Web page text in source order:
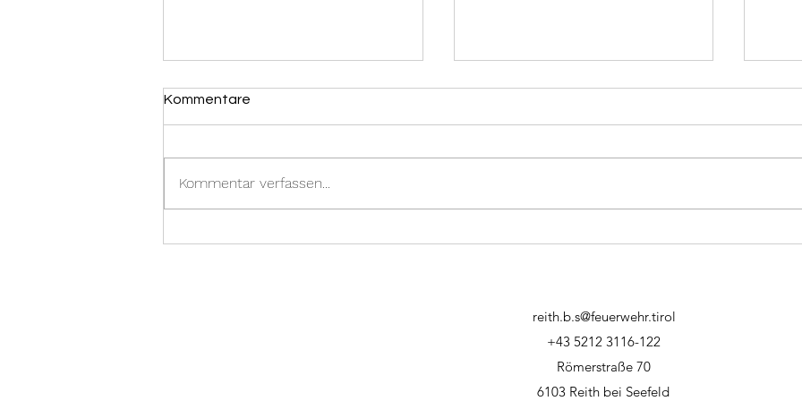
Kommentare
Kommentar verfassen...
reith.b.s@feuerwehr.tirol
+43 5212 3116-122
Römerstraße 70
6103 Reith bei Seefeld